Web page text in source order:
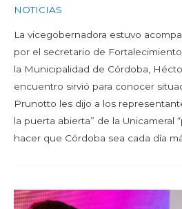
NOTICIAS
La vicegobernadora estuvo
por el secretario de
la Municipalidad de Córdoba,
encuentro sirvió para conocer
Prunotto les dijo a los
la puerta abierta” de la Unicameral
hacer que Córdoba sea cada día